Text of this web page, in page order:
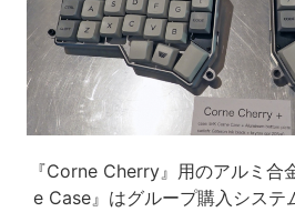
『Corne Cherry』用のアルミ合
e Case』はグループ購入システ